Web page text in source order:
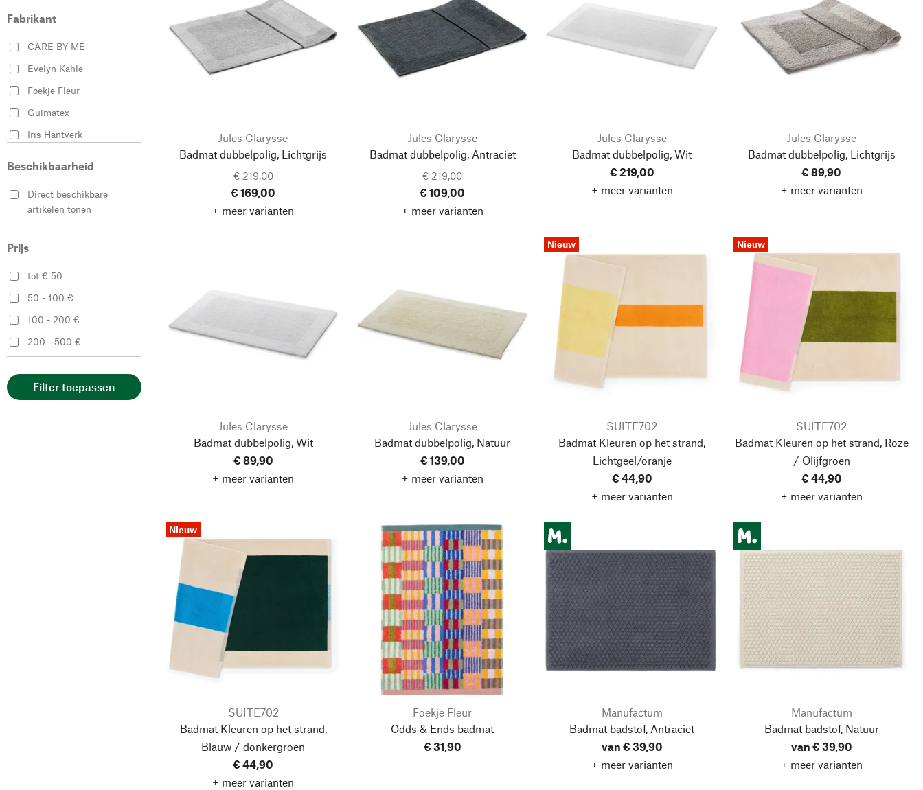
Wit
Zwart
Fabrikant
CARE BY ME
Evelyn Kahle
Foekje Fleur
Guimatex
Iris Hantverk
Solva Marques ＆ Filho
Jules Clarysse
Maison Deux
Murakami Pile
SUITE702
Beschikbaarheid
Direct beschikbare
artikelen tonen
Prijs
tot € 50
50 - 100 €
100 - 200 €
200 - 500 €
Filter toepassen
Jules Clarysse
Badmat dubbelpolig, Lichtgrijs
€ 219,00
€ 169,00
+ meer varianten
Jules Clarysse
Badmat dubbelpolig, Antraciet
€ 219,00
€ 109,00
+ meer varianten
Jules Clarysse
Badmat dubbelpolig, Wit
€ 219,00
+ meer varianten
Jules Clarysse
Badmat dubbelpolig, Lichtgrijs
€ 89,90
+ meer varianten
Jules Clarysse
Badmat dubbelpolig, Wit
€ 89,90
+ meer varianten
Jules Clarysse
Badmat dubbelpolig, Natuur
€ 139,00
+ meer varianten
Nieuw
SUITE702
Badmat Kleuren op het strand,
Lichtgeel/oranje
€ 44,90
+ meer varianten
Nieuw
SUITE702
Badmat Kleuren op het strand, Roze
/ Olijfgroen
€ 44,90
+ meer varianten
Nieuw
SUITE702
Badmat Kleuren op het strand,
Blauw / donkergroen
€ 44,90
+ meer varianten
Foekje Fleur
Odds & Ends badmat
€ 31,90
Manufactum
Badmat badstof, Antraciet
van € 39,90
+ meer varianten
Manufactum
Badmat badstof, Natuur
van € 39,90
+ meer varianten